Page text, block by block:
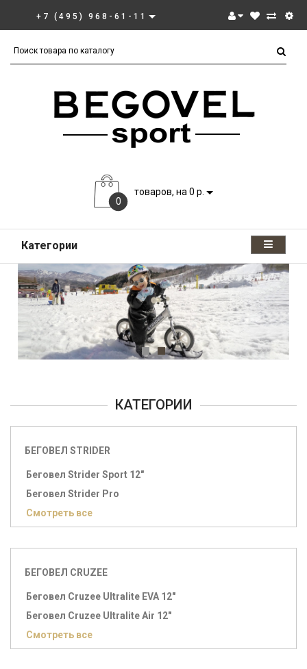
+7 (495) 968-61-11
0
товаров, на 0 р.
Категории
КАТЕГОРИИ
БЕГОВЕЛ STRIDER
Беговел Strider Sport 12"
Беговел Strider Pro
Смотреть все
БЕГОВЕЛ CRUZEE
Беговел Cruzee Ultralite EVA 12"
Беговел Cruzee Ultralite Air 12"
Смотреть все